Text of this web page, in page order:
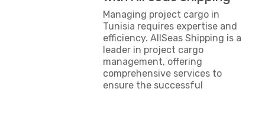
Managing project cargo in
Tunisia requires expertise and
efficiency. AllSeas Shipping is a
leader in project cargo
management, offering
comprehensive services to
ensure the successful